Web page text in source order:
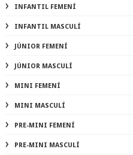
INFANTIL FEMENÍ
INFANTIL MASCULÍ
JÚNIOR FEMENÍ
JÚNIOR MASCULÍ
MINI FEMENÍ
MINI MASCULÍ
PRE-MINI FEMENÍ
PRE-MINI MASCULÍ